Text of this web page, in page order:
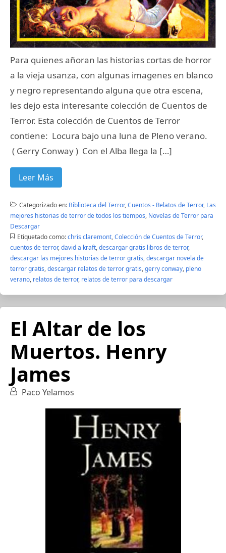
Para quienes añoran las historias cortas de horror
a la vieja usanza, con algunas imagenes en blanco
y negro representando alguna que otra escena,
les dejo esta interesante colección de Cuentos de
Terror. Esta colección de Cuentos de Terror
contiene: Locura bajo una luna de Pleno verano.
( Gerry Conway ) Con el Alba llega la […]
Leer Más
Categorizado en: Biblioteca del Terror,Cuentos - Relatos de Terror, Las
mejores historias de terror de todos los tiempos, Novelas de Terror para
Descargar
Etiquetado como: chris claremont,Colección de Cuentos de Terror,
cuentos de terror,david a kraft,descargar gratis libros de terror,
descargar las mejores historias de terror gratis,descargar novela de
terror gratis,descargar relatos de terror gratis,gerry conway, pleno
verano, relatos de terror, relatos de terror para descargar
El Altar de los
Muertos. Henry
James
Paco Yelamos